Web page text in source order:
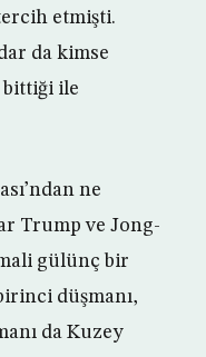
etmişti.
da kimse
bittiği ile
ne
Trump ve Jong-
gülünç bir
düşmanı,
da Kuzey